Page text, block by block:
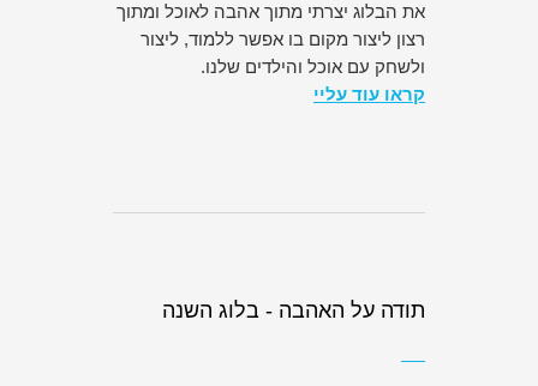
את הבלוג יצרתי מתוך אהבה לאוכל ומתוך
רצון ליצור מקום בו אפשר ללמוד, ליצור
ולשחק עם אוכל והילדים שלנו.
קראו עוד עליי
תודה על האהבה - בלוג השנה